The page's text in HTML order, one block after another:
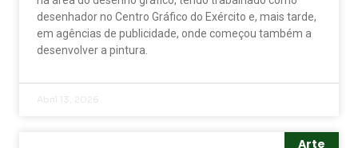
desenhador no Centro Gráfico do Exército e, mais tarde,
em agências de publicidade, onde começou também a
desenvolver a pintura.
Abril 13, 2026
Arte